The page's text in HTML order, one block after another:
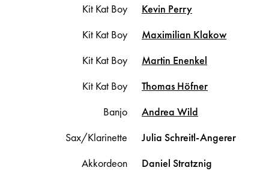
Kit Kat Boy
Kevin Perry
Kit Kat Boy
Maximilian Klakow
Kit Kat Boy
Martin Enenkel
Kit Kat Boy
Thomas Höfner
Banjo
Andrea Wild
Sax/Klarinette
Julia Schreitl-Angerer
Akkordeon
Daniel Stratznig